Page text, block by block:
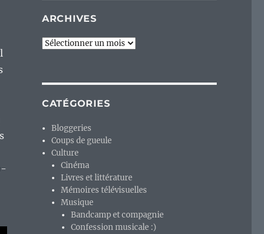
ARCHIVES
Archives
CATÉGORIES
Bloggeries
Coups de gueule
Culture
Cinéma
Livres et littérature
Mémoires télévisuelles
Musique
Bandcamp et compagnie
Confession musicale :)